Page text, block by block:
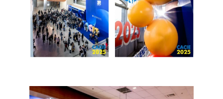
英国驻华大使馆公使兼副馆